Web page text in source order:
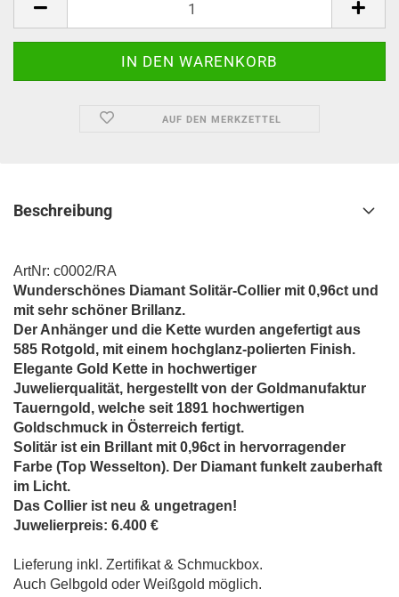
AUF DEN MERKZETTEL
Beschreibung
ArtNr: c0002/RA
Wunderschönes Diamant Solitär-Collier mit 0,96ct und
mit sehr schöner Brillanz.
Der Anhänger und die Kette wurden angefertigt aus
585 Rotgold, mit einem hochglanz-polierten Finish.
Elegante Gold Kette in hochwertiger
Juwelierqualität, hergestellt von der Goldmanufaktur
Tauerngold, welche seit 1891 hochwertigen
Goldschmuck in Österreich fertigt.
Solitär ist ein Brillant mit 0,96ct in hervorragender
Farbe (Top Wesselton). Der Diamant funkelt zauberhaft
im Licht.
Das Collier ist neu & ungetragen!
Juwelierpreis: 6.400 €
Lieferung inkl. Zertifikat & Schmuckbox.
Auch Gelbgold oder Weißgold möglich.